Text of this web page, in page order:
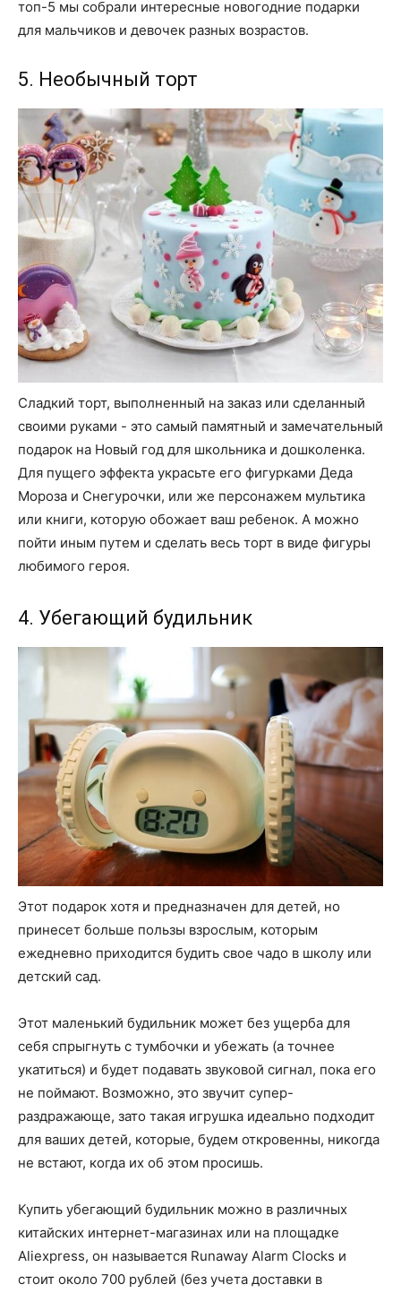
топ-5 мы собрали интересные новогодние подарки
для мальчиков и девочек разных возрастов.
5. Необычный торт
Сладкий торт, выполненный на заказ или сделанный
своими руками - это самый памятный и замечательный
подарок на Новый год для школьника и дошколенка.
Для пущего эффекта украсьте его фигурками Деда
Мороза и Снегурочки, или же персонажем мультика
или книги, которую обожает ваш ребенок. А можно
пойти иным путем и сделать весь торт в виде фигуры
любимого героя.
4. Убегающий будильник
Этот подарок хотя и предназначен для детей, но
принесет больше пользы взрослым, которым
ежедневно приходится будить свое чадо в школу или
детский сад.
Этот маленький будильник может без ущерба для
себя спрыгнуть с тумбочки и убежать (а точнее
укатиться) и будет подавать звуковой сигнал, пока его
не поймают. Возможно, это звучит супер-
раздражающе, зато такая игрушка идеально подходит
для ваших детей, которые, будем откровенны, никогда
не встают, когда их об этом просишь.
Купить убегающий будильник можно в различных
китайских интернет-магазинах или на площадке
Aliexpress, он называется Runaway Alarm Clocks и
стоит около 700 рублей (без учета доставки в